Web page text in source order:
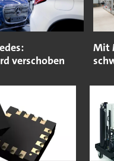
verschoben
Mit